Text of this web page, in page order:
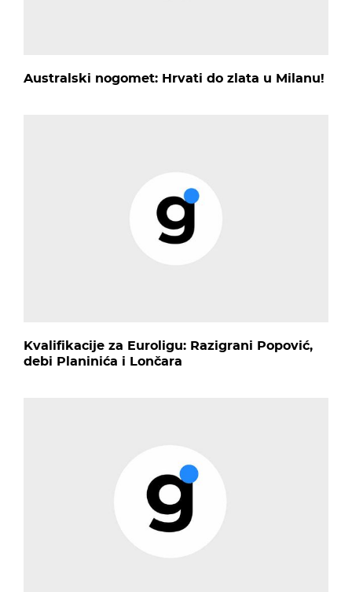
Australski nogomet: Hrvati do zlata u Milanu!
Kvalifikacije za Euroligu: Razigrani Popović,
debi Planinića i Lončara